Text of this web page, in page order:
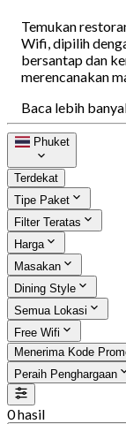
Temukan
Wifi, dipilih
bersantap dan
merencanakan
Baca lebih
Phuket
Terdekat
Tipe Paket
Filter Teratas
Harga
Masakan
Dining Style
Semua Lokasi
Free Wifi
Menerima Kode
Peraih Penghargaan
0 hasil